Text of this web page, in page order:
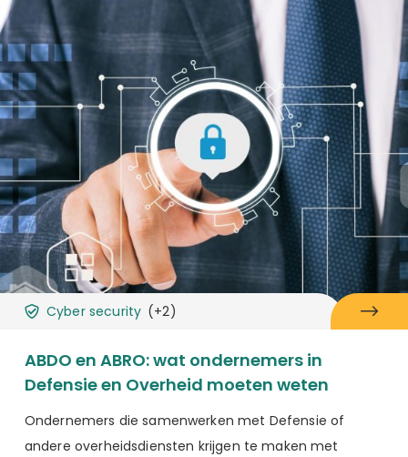
Cyber security (+2)
ABDO en ABRO: wat ondernemers in
Defensie en Overheid moeten weten
Ondernemers die samenwerken met Defensie of
andere overheidsdiensten krijgen te maken met